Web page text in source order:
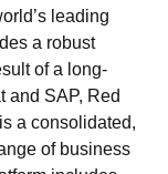
leading
a robust
of a long-
and SAP, Red
a consolidated,
of business